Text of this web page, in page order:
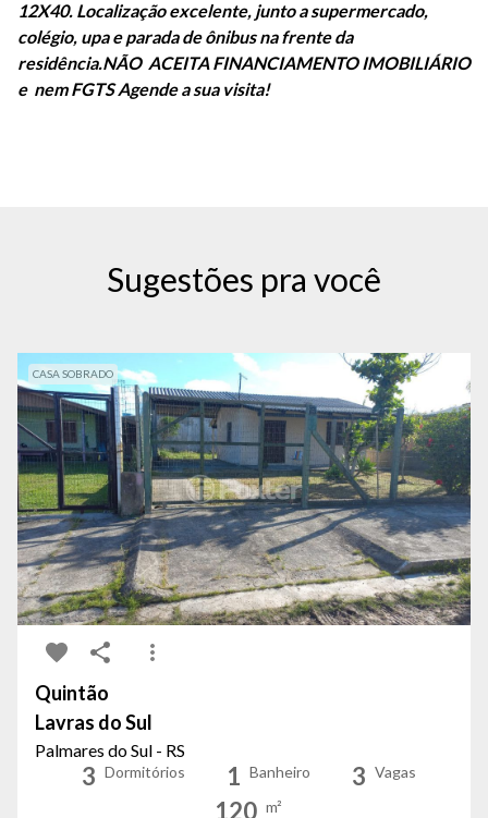
12X40. Localização excelente, junto a supermercado,
colégio, upa e parada de ônibus na frente da
residência.NÃO ACEITA FINANCIAMENTO IMOBILIÁRIO
e nem FGTS Agende a sua visita!
Sugestões pra você
CASA SOBRADO
Quintão
Lavras do Sul
Palmares do Sul - RS
3 Dormitórios 1 Banheiro 3 Vagas
120 m²